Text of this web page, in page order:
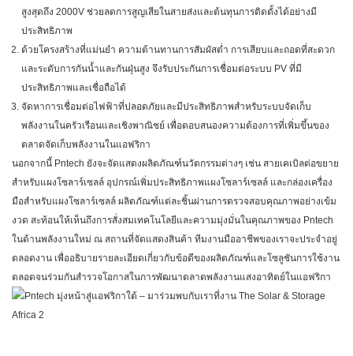
สูงสุดถึง 2000V ช่วยลดการสูญเสียในสายส่งและต้นทุนการติดตั้งได้อย่างมี
ประสิทธิภาพ
ด้วยโครงสร้างที่แม่นยำ ความต้านทานการสัมผัสต่ำ การเสียบและถอดที่สะดวก
และระดับการกันน้ำและกันฝุ่นสูง จึงรับประกันการเชื่อมต่อระบบ PV ที่มี
ประสิทธิภาพและเชื่อถือได้
จัดหาการเชื่อมต่อไฟฟ้าที่ปลอดภัยและมีประสิทธิภาพสำหรับระบบจัดเก็บ
พลังงานในครัวเรือนและเชิงพาณิชย์ เพื่อตอบสนองความต้องการที่เพิ่มขึ้นของ
ตลาดจัดเก็บพลังงานในแอฟริกา
นอกจากนี้ Pntech ยังจะจัดแสดงผลิตภัณฑ์นวัตกรรมต่างๆ เช่น สายเคเบิลต่อขยาย
สำหรับแผงโซลาร์เซลล์ อุปกรณ์เพิ่มประสิทธิภาพแผงโซลาร์เซลล์ และกล่องเครื่อง
มือสำหรับแผงโซลาร์เซลล์ ผลิตภัณฑ์แต่ละชิ้นผ่านการตรวจสอบคุณภาพอย่างเข้ม
งวด สะท้อนให้เห็นถึงการสั่งสมเทคโนโลยีและความมุ่งมั่นในคุณภาพของ Pntech
ในด้านพลังงานใหม่ ณ สถานที่จัดแสดงสินค้า ทีมงานมืออาชีพของเราจะประจำอยู่
ตลอดงาน เพื่ออธิบายรายละเอียดเกี่ยวกับข้อดีของผลิตภัณฑ์และโซลูชันการใช้งาน
ตลอดจนร่วมกันสำรวจโอกาสในการพัฒนาตลาดพลังงานแสงอาทิตย์ในแอฟริกา